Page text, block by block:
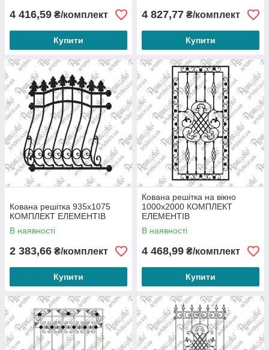
4 416,59 ₴/комплект
Купити
4 827,77 ₴/комплект
Купити
Кована решітка 935х1075
КОМПЛЕКТ ЕЛЕМЕНТІВ
В наявності
2 383,66 ₴/комплект
Купити
Кована решітка на вікно
1000х2000 КОМПЛЕКТ
ЕЛЕМЕНТІВ
В наявності
4 468,99 ₴/комплект
Купити